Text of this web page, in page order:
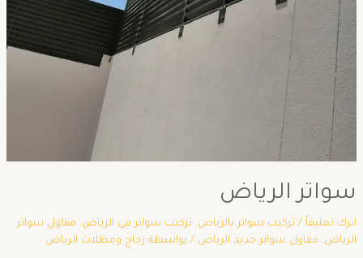
سواتر الرياض
اترك تعليقاً / تركيب سواتر بالرياض, تركيب سواتر في الرياض, مقاول سواتر
الرياض, مقاول سواتر حديد الرياض / بواسطة زجاج ومظلات الرياض